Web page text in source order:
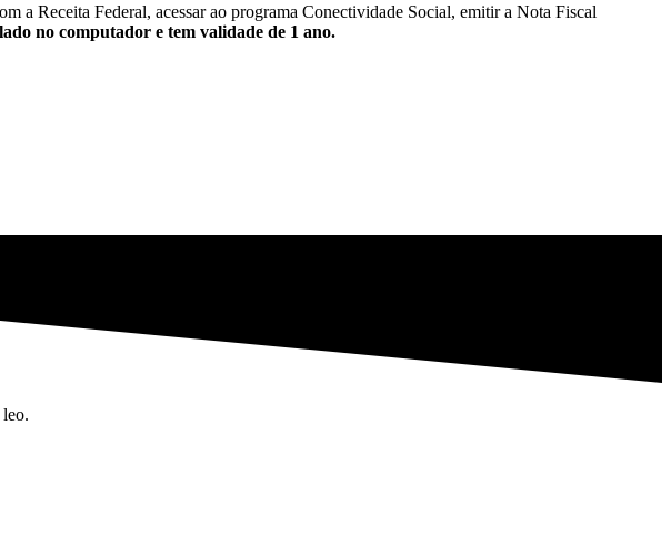
a Receita Federal, acessar ao programa Conectividade Social, emitir a Nota Fiscal
no computador e tem validade de 1 ano.